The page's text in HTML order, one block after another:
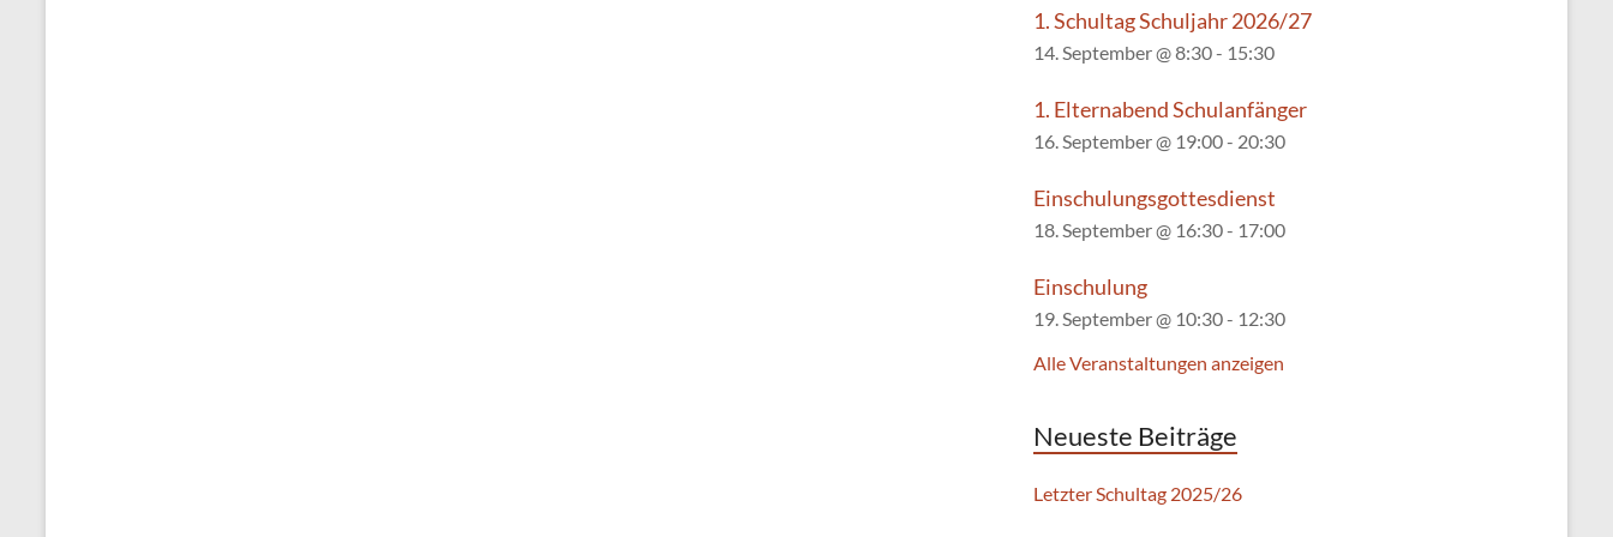
1. Schultag Schuljahr 2026/27
14. September @ 8:30- 15:30
1. Elternabend Schulanfänger
16. September @ 19:00- 20:30
Einschulungsgottesdienst
18. September @ 16:30- 17:00
Einschulung
19. September @ 10:30- 12:30
Alle Veranstaltungen anzeigen
Neueste Beiträge
Letzter Schultag 2025/26